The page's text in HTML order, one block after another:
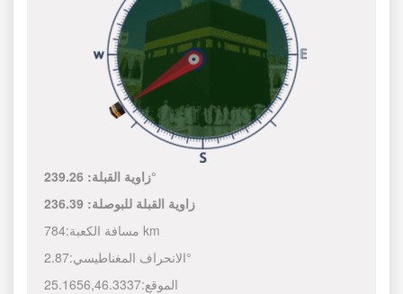
زاوية القبلة:239.26°
زاوية القبلة للبوصلة: 236.39
مسافة الكعبة: 784 km
الانحراف المغناطيسي:2.87°
الموقع:
25.1656,46.3337